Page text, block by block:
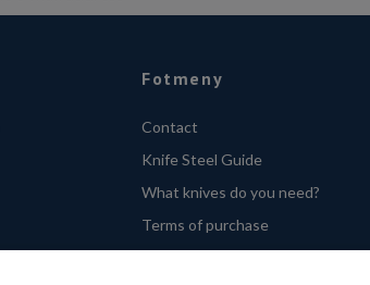
Fotmeny
Contact
Knife Steel Guide
What knives do you need?
Terms of purchase